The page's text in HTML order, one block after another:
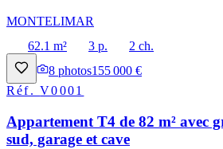
MONTELIMAR
62.1 m²
3 p.
2 ch.
8 photos155 000 €
Réf.V0001
Appartement T4 de 82 m² avec
sud, garage et cave